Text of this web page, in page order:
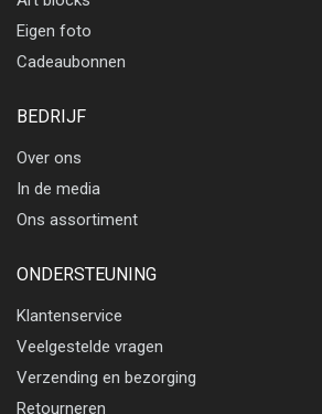
Eigen foto
Cadeaubonnen
BEDRIJF
Over ons
In de media
Ons assortiment
ONDERSTEUNING
Klantenservice
Veelgestelde vragen
Verzending en bezorging
Retourneren